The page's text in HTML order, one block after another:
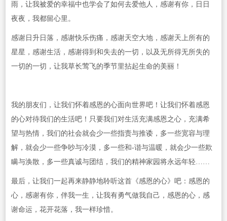
雨，让我被爱的幸福中也学会了如何去爱他人，感谢有你，日日
夜夜，我都留心里。
感谢日升日落，感谢快乐伤痛，感谢天空大地，感谢天上所有的
星星，感谢生活，感谢得到和失去的一切，以及无所得无所失的
一切的一切，让我草长莺飞的季节里拈起生命的美丽！
我的朋友们，让我们怀着感恩的心面向世界吧！让我们怀着感恩
的心对待我们的生活吧！只要我们对生活充满感恩之心，充满希
望与热情，我们的社会就会少一些指责与推诿，多一些宽容与理
解，就会少一些争吵与冷漠，多一些和-谐与温暖，就会少一些欺
瞒与涣散，多一些真诚与团结，我们的精神家园将永远年轻……
最后，让我们一起再来静静地聆听这首《感恩的心》吧：感恩的
心，感谢有你，伴我一生，让我有勇气做我自己，感恩的心，感
谢命运，花开花落，我一样珍惜。